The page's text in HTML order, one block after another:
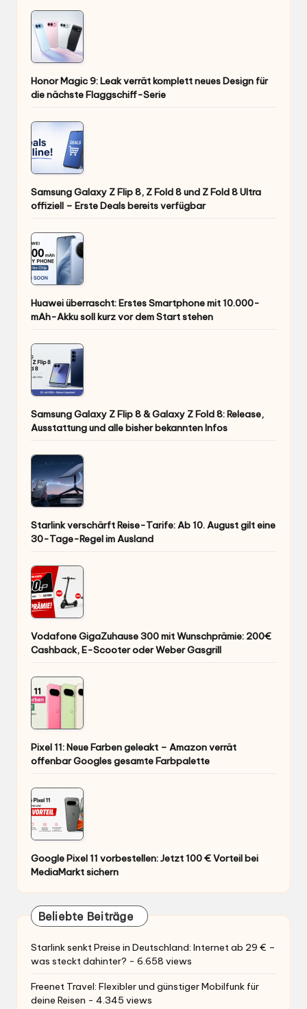
Honor Magic 9: Leak verrät komplett neues Design für
die nächste Flaggschiff-Serie
Samsung Galaxy Z Flip 8, Z Fold 8 und Z Fold 8 Ultra
offiziell – Erste Deals bereits verfügbar
Huawei überrascht: Erstes Smartphone mit 10.000-
mAh-Akku soll kurz vor dem Start stehen
Samsung Galaxy Z Flip 8 & Galaxy Z Fold 8: Release,
Ausstattung und alle bisher bekannten Infos
Starlink verschärft Reise-Tarife: Ab 10. August gilt eine
30-Tage-Regel im Ausland
Vodafone GigaZuhause 300 mit Wunschprämie: 200€
Cashback, E-Scooter oder Weber Gasgrill
Pixel 11: Neue Farben geleakt – Amazon verrät
offenbar Googles gesamte Farbpalette
Google Pixel 11 vorbestellen: Jetzt 100 € Vorteil bei
MediaMarkt sichern
Beliebte Beiträge
Starlink senkt Preise in Deutschland: Internet ab 29 € –
was steckt dahinter? - 6.658 views
Freenet Travel: Flexibler und günstiger Mobilfunk für
deine Reisen - 4.345 views